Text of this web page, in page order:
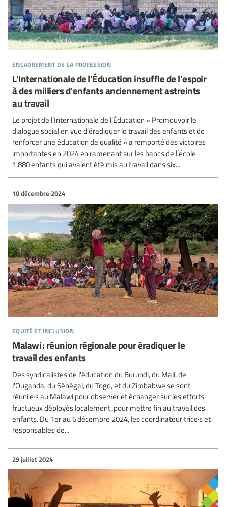
encadrement de la profession
L’Internationale de l’Éducation insuffle de l’espoir
à des milliers d’enfants anciennement astreints
au travail
Le projet de l’Internationale de l’Éducation « Promouvoir le
dialogue social en vue d’éradiquer le travail des enfants et de
renforcer une éducation de qualité » a remporté des victoires
importantes en 2024 en ramenant sur les bancs de l’école
1.880 enfants qui avaient été mis au travail dans six...
equité et inclusion
10 décembre 2024
Malawi : réunion régionale pour éradiquer le
travail des enfants
Des syndicalistes de l'éducation du Burundi, du Mali, de
l'Ouganda, du Sénégal, du Togo, et du Zimbabwe se sont
réuni·e·s au Malawi pour observer et échanger sur les efforts
fructueux déployés localement, pour mettre fin au travail des
enfants. Du 1er au 6 décembre 2024, les coordinateur·trice·s et
responsables de...
29 juillet 2024